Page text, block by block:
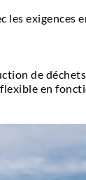
les exigences
de
en